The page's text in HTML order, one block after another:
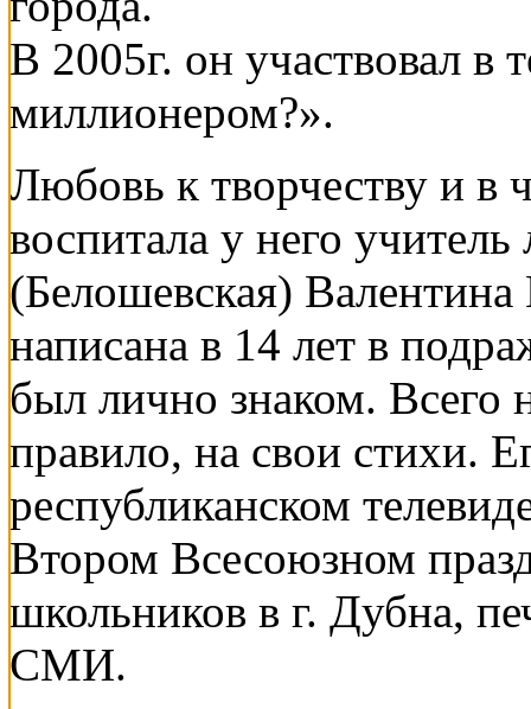
В 2005г. он участвовал в
миллионером?».
Любовь к творчеству и в
воспитала у него
(Белошевская)
написана в 14 лет в
был лично знаком. Всего
правило, на свои стихи.
республиканском
Втором Всесоюзном
школьников в г. Дубна,
СМИ.